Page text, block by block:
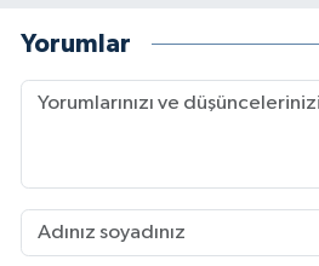
Yorumlar